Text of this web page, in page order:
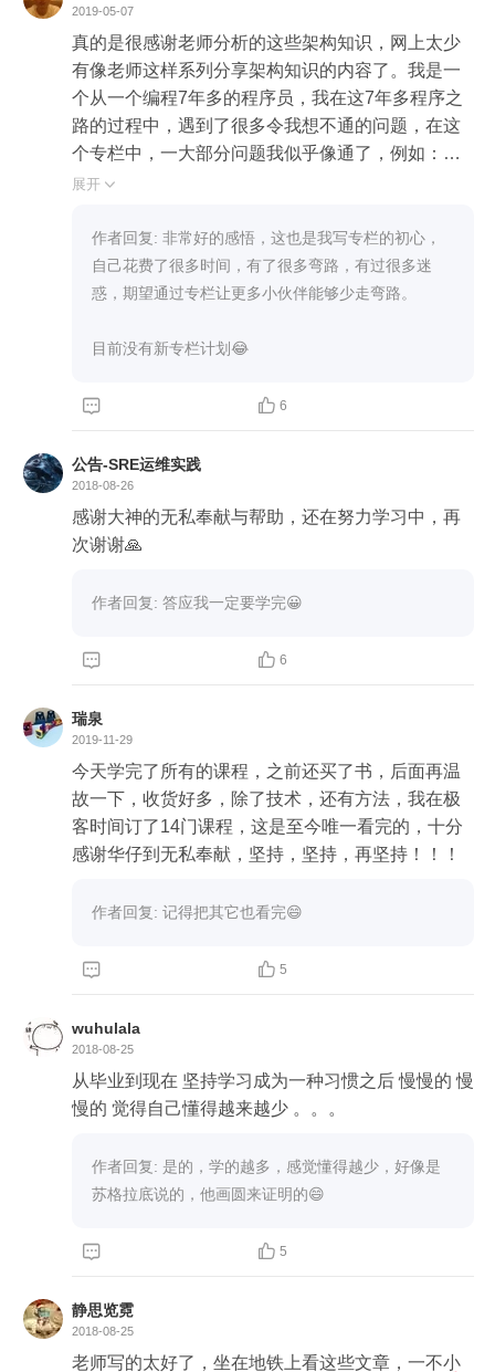
2019-05-07
真的是很感谢老师分析的这些架构知识，网上太少
有像老师这样系列分享架构知识的内容了。我是一
个从一个编程7年多的程序员，我在这7年多程序之
路的过程中，遇到了很多令我想不通的问题，在这
个专栏中，一大部分问题我似乎像通了，例如：我
不再像以前那样去喷，“为何不采用某某技术”，因
创造出来，都是为了解决特定场景的问题，自然就
有利弊。架构的三大原则：合适，简单，演化。这
个演化原则与极客时间另外一个专栏波波老师说
边胡峰老师专栏告诉我思想都是一样：有愿就有力
逆缘即是助缘（有时候遇到问题，恰恰是来帮助我
栏。
展开 
作者回复: 非常好的感悟，这也是我写专栏的初心，
自己花费了很多时间，有了很多弯路，有过很多迷
惑，期望通过专栏让更多小伙伴能够少走弯路。
目前没有新专栏计划😂
  6
公告-SRE运维实践
2018-08-26
感谢大神的无私奉献与帮助，还在努力学习中，再
次谢谢🙏
作者回复: 答应我一定要学完😀
  6
瑞泉
2019-11-29
今天学完了所有的课程，之前还买了书，后面再温
故一下，收货好多，除了技术，还有方法，我在极
客时间订了14门课程，这是至今唯一看完的，十分
感谢华仔到无私奉献，坚持，坚持，再坚持！！！
作者回复: 记得把其它也看完😄
  5
wuhulala
2018-08-25
从毕业到现在 坚持学习成为一种习惯之后 慢慢的 慢
慢的 觉得自己懂得越来越少 。。。
作者回复: 是的，学的越多，感觉懂得越少，好像是
苏格拉底说的，他画圆来证明的😄
  5
静思览霓
2018-08-25
老师写的太好了，坐在地铁上看这些文章，一不小